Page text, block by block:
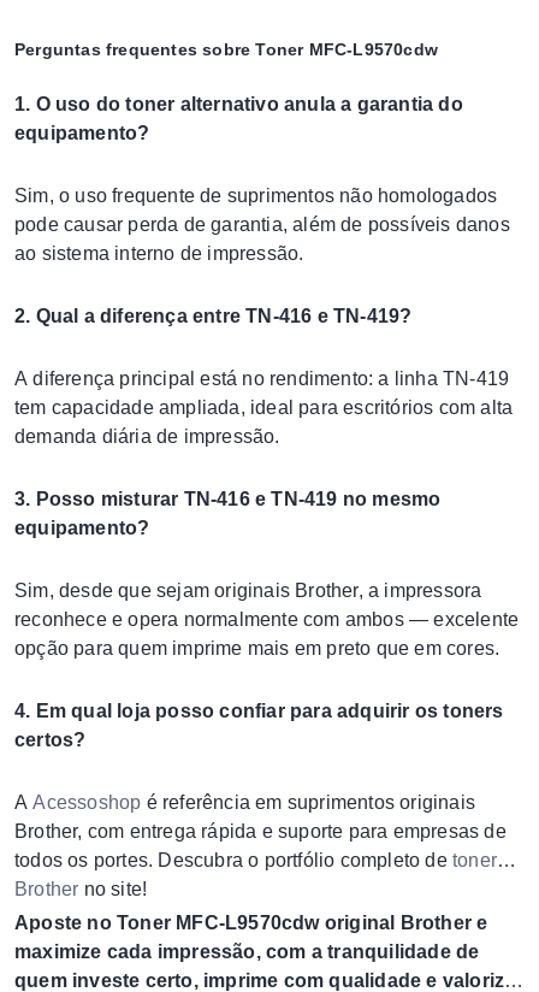
Perguntas frequentes sobre Toner MFC-L9570cdw
1. O uso do toner alternativo anula a garantia do
equipamento?
Sim, o uso frequente de suprimentos não homologados
pode causar perda de garantia, além de possíveis danos
ao sistema interno de impressão.
2. Qual a diferença entre TN-416 e TN-419?
A diferença principal está no rendimento: a linha TN-419
tem capacidade ampliada, ideal para escritórios com alta
demanda diária de impressão.
3. Posso misturar TN-416 e TN-419 no mesmo
equipamento?
Sim, desde que sejam originais Brother, a impressora
reconhece e opera normalmente com ambos — excelente
opção para quem imprime mais em preto que em cores.
4. Em qual loja posso confiar para adquirir os toners
certos?
AAcessoshop é referência em suprimentos originais
Brother, com entrega rápida e suporte para empresas de
todos os portes. Descubra o portfólio completo de toner
Brother no site!
Aposte no Toner MFC-L9570cdw original Brother e
maximize cada impressão, com a tranquilidade de
quem investe certo, imprime com qualidade e valoriza